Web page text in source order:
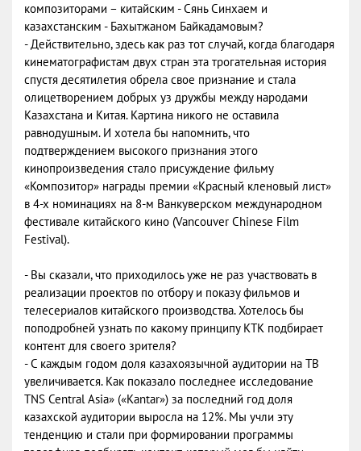
композиторами – китайским - Сянь Синхаем и
казахстанским - Бахытжаном Байкадамовым?
- Действительно, здесь как раз тот случай, когда благодаря
кинематографистам двух стран эта трогательная история
спустя десятилетия обрела свое признание и стала
олицетворением добрых уз дружбы между народами
Казахстана и Китая. Картина никого не оставила
равнодушным. И хотела бы напомнить, что
подтверждением высокого признания этого
кинопроизведения стало присуждение фильму
«Композитор» награды премии «Красный кленовый лист»
в 4-х номинациях на 8-м Ванкуверском международном
фестивале китайского кино (Vancouver Chinese Film
Festival).
- Вы сказали, что приходилось уже не раз участвовать в
реализации проектов по отбору и показу фильмов и
телесериалов китайского производства. Хотелось бы
поподробней узнать по какому принципу КТК подбирает
контент для своего зрителя?
- С каждым годом доля казахоязычной аудитории на ТВ
увеличивается. Как показало последнее исследование
TNS Central Asia» («Kantar») за последний год доля
казахской аудитории выросла на 12%. Мы учли эту
тенденцию и стали при формировании программы